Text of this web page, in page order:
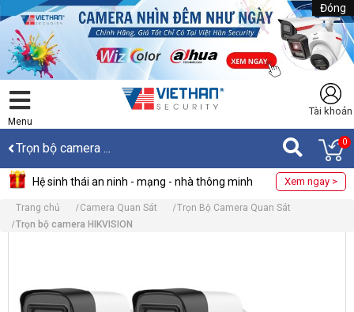
Đóng
Menu
Tài khoản
Trọn bộ camera ... 0
Hệ sinh thái an ninh - mạng - nhà thông minh Xem ngay >
Trang chủ Camera Quan Sát
Trọn Bộ Camera Quan Sát
Trọn bộ camera HIKVISION